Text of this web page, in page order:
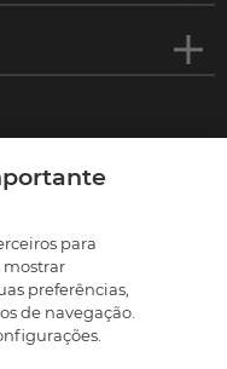
para
mostrar
preferências,
de navegação.